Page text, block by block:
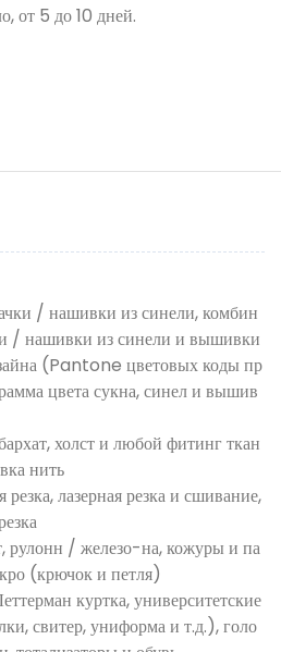
от 5 до 10 дней.
/ нашивки из синели, комбин
/ нашивки из синели и вышивки
(Pantone цветовых коды пр
цвета сукна, синел и вышив
холст и любой фитинг ткан
нить
резка, лазерная резка и сшивание,
/ железо-на, кожуры и па
(крючок и петля)
куртка, университетские
свитер, униформа и т.д.), голо